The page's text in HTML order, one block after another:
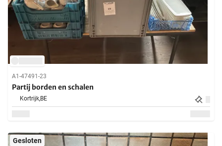
A1-47491-23
Partij borden en schalen
Kortrijk,BE
Gesloten